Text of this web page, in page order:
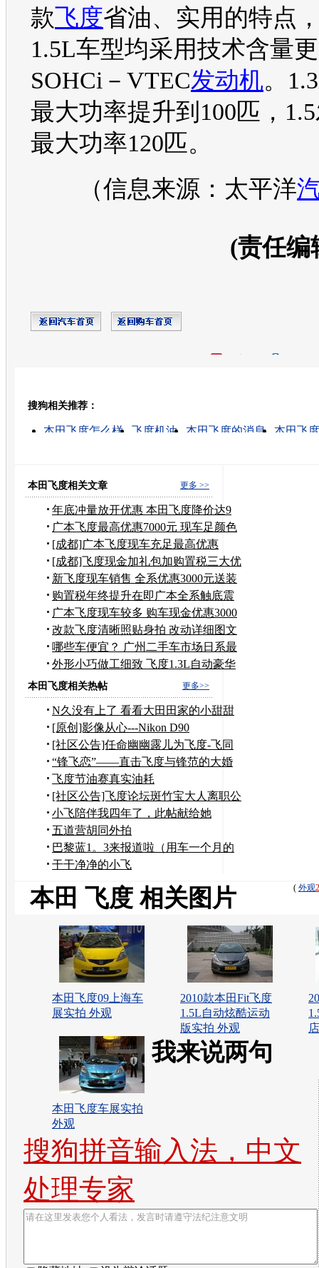
款飞度省油、实用的特点
1.5L车型均采用技术含量
SOHCi－VTEC发动机。1.3
最大功率提升到100匹，1.5
最大功率120匹。
（信息来源：太平洋
(责任编
搜狗相关推荐：
本田飞度怎么样 飞度机油 本田飞度的消息
本田飞度
更多 >>
本田飞度相关文章
年底冲量放开优惠 本田飞度降价达9
千元
广本飞度最高优惠7000元 现车足颜色
全
[成都]广本飞度现车充足最高优惠
10000元
[成都]飞度现金加礼包加购置税三大优
惠
新飞度现车销售 全系优惠3000元送装
潢
购置税年终提升在即广本全系触底震
撼价
广本飞度现车较多 购车现金优惠3000
元
改款飞度清晰照贴身拍 改动详细图文
解析
哪些车便宜？ 广州二手车市场日系最
吃香
外形小巧做工细致 飞度1.3L自动豪华
版
更多>>
本田飞度相关热帖
N久没有上了 看看大田田家的小甜甜
[原创]影像从心---Nikon D90
[社区公告]任命幽幽露儿为飞度-飞同
一班论坛斑竹
“锋飞恋”——直击飞度与锋范的大婚
飞度节油赛真实油耗
[社区公告]飞度论坛斑竹宝大人离职公
告
小飞陪伴我四年了，此帖献给她
五道营胡同外拍
巴黎蓝1。3来报道啦（用车一个月的
感受）
干干净净的小飞
( 外观
本田 飞度 相关图片
本田飞度09上海车
展实拍 外观
2010款本田Fit飞度
1.5L自动炫酷运动
版实拍 外观
本田飞度车展实拍
外观
我来说两句
搜狗拼音输入法，中文
处理专家